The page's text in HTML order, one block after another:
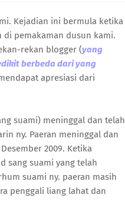
Kejadian ini bermula ketika
pemakaman dusun kami.
rekan blogger (yang
berbeda dari yang
apresiasi dari
suami) meninggal dan telah
ny. Paeran meninggal dan
2009. Ketika
sang suami yang telah
suami ny. paeran masih
penggali liang lahat dan